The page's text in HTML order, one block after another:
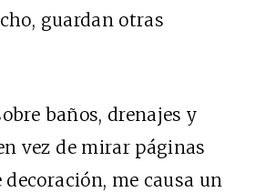
guardan otras
baños, drenajes y
vez de mirar páginas
me causa un